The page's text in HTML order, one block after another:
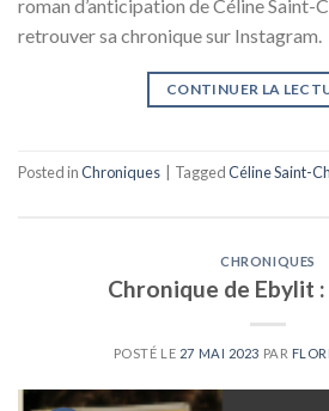
roman d’anticipation de Céline Saint-
retrouver sa chronique sur Instagram.
CONTINUER LA
Posted inChroniques TaggedCéline Saint-
CHRONIQUES
Chronique de Ebylit
POSTÉ LE 27 MAI 2023 PAR